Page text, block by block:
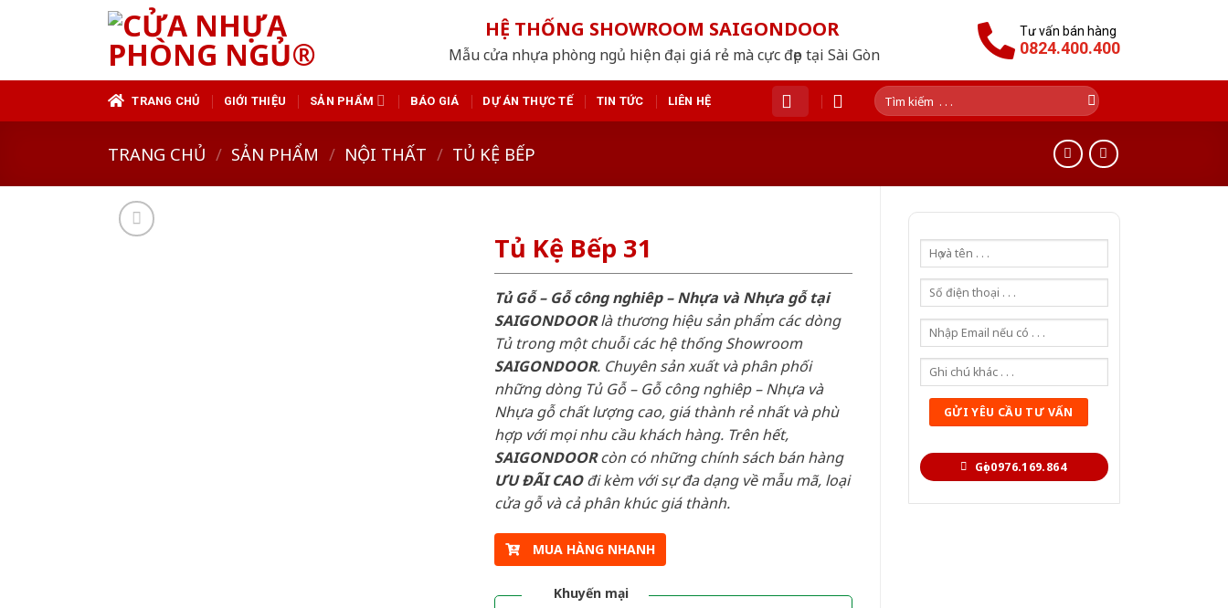
HỆ THỐNG SHOWROOM SAIGONDOOR
Mẫu cửa nhựa phòng ngủ hiện đại giá rẻ mà cực đẹp tại Sài Gòn
Tư vấn bán hàng
0824.400.400
TRANG CHỦ GIỚI THIỆU SẢN PHẨM BÁO GIÁ DỰ ÁN THỰC TẾ TIN TỨC LIÊN HỆ
Tìm
kiếm:
TRANG CHỦ / SẢN PHẨM / NỘI THẤT / TỦ KỆ BẾP
Gọi 0976.169.864
Tủ Kệ Bếp 31
Tủ Gỗ – Gỗ công nghiêp – Nhựa và Nhựa gỗ tại
SAIGONDOORlà thương hiệu sản phẩm các dòng
Tủ trong một chuỗi các hệ thống Showroom
SAIGONDOOR. Chuyên sản xuất và phân phối
những dòng Tủ Gỗ – Gỗ công nghiêp – Nhựa và
Nhựa gỗ chất lượng cao, giá thành rẻ nhất và phù
hợp với mọi nhu cầu khách hàng. Trên hết,
SAIGONDOORcòn có những chính sách bán hàng
ƯU ĐÃI CAOđi kèm với sự đa dạng về mẫu mã, loại
cửa gỗ và cả phân khúc giá thành.
MUA HÀNG NHANH
Khuyến mại